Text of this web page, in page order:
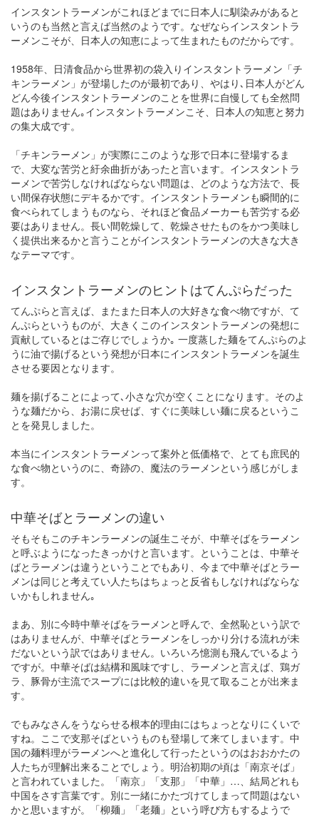
インスタントラーメンがこれほどまでに日本人に馴染みがあると
いうのも当然と言えば当然のようです。なぜならインスタントラ
ーメンこそが、日本人の知恵によって生まれたものだからです。
1958年、日清食品から世界初の袋入りインスタントラーメン「チ
キンラーメン」が登場したのが最初であり、やはり､日本人がどん
どん今後インスタントラーメンのことを世界に自慢しても全然問
題はありません｡インスタントラーメンこそ、日本人の知恵と努力
の集大成です。
「チキンラーメン」が実際にこのような形で日本に登場するま
で、大変な苦労と紆余曲折があったと言います。インスタントラ
ーメンで苦労しなければならない問題は、どのような方法で、長
い間保存状態にデキるかです。インスタントラーメンも瞬間的に
食べられてしまうものなら、それほど食品メーカーも苦労する必
要はありません。長い間乾燥して、乾燥させたものをかつ美味し
く提供出来るかと言うことがインスタントラーメンの大きな大き
なテーマです。
インスタントラーメンのヒントはてんぷらだった
てんぷらと言えば、またまた日本人の大好きな食べ物ですが、て
んぷらというものが、大きくこのインスタントラーメンの発想に
貢献しているとはご存じでしょうか｡ 一度蒸した麺をてんぷらのよ
うに油で揚げるという発想が日本にインスタントラーメンを誕生
させる要因となります。
麺を揚げることによって､小さな穴が空くことになります。そのよ
うな麺だから、お湯に戻せば、すぐに美味しい麺に戻るというこ
とを発見しました。
本当にインスタントラーメンって案外と低価格で、とても庶民的
な食べ物というのに、奇跡の、魔法のラーメンという感じがしま
す。
中華そばとラーメンの違い
そもそもこのチキンラーメンの誕生こそが、中華そばをラーメン
と呼ぶようになったきっかけと言います。ということは、中華そ
ばとラーメンは違うということでもあり、今まで中華そばとラー
メンは同じと考えてい人たちはちょっと反省もしなければならな
いかもしれません｡
まあ、別に今時中華そばをラーメンと呼んで、全然恥という訳で
はありませんが、中華そばとラーメンをしっかり分ける流れが未
だないという訳ではありません。いろいろ憶測も飛んでいるよう
ですが。中華そばは結構和風味ですし、ラーメンと言えば、鶏ガ
ラ、豚骨が主流でスープには比較的違いを見て取ることが出来ま
す。
でもみなさんをうならせる根本的理由にはちょっとなりにくいで
すね。ここで支那そばというものも登場して来てしまいます。中
国の麺料理がラーメンへと進化して行ったというのはおおかたの
人たちが理解出来ることでしょう。明治初期の頃は「南京そば」
と言われていました。「南京」「支那」「中華」…、結局どれも
中国をさす言葉です。別に一緒にかたづけてしまって問題はない
かと思いますが。「柳麺」「老麺」という呼び方もするようで